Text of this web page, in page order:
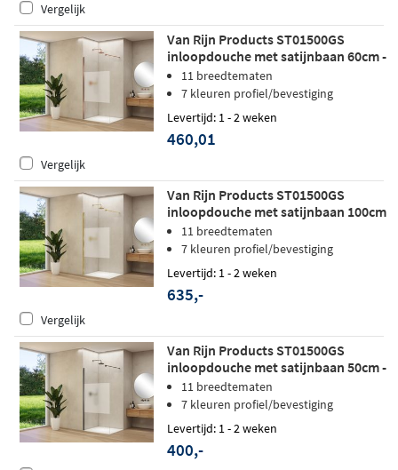
Vergelijk
Van Rijn Products ST01500GS
inloopdouche met satijnbaan 60cm -
Geborsteld koper - zonder
stabilisatiestang
11 breedtematen
7 kleuren profiel/bevestiging
Levertijd: 1 - 2 weken
460,01
Vergelijk
Van Rijn Products ST01500GS
inloopdouche met satijnbaan 100cm
- Geborsteld messing
11 breedtematen
7 kleuren profiel/bevestiging
Levertijd: 1 - 2 weken
635,-
Vergelijk
Van Rijn Products ST01500GS
inloopdouche met satijnbaan 50cm -
Geborsteld gunmetal - zonder
stabilisatiestang
11 breedtematen
7 kleuren profiel/bevestiging
Levertijd: 1 - 2 weken
400,-